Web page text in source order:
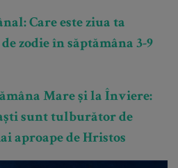
Care este ziua ta
zodie în săptămâna 3-9
Mare și la Înviere:
sunt tulburător de
aproape de Hristos